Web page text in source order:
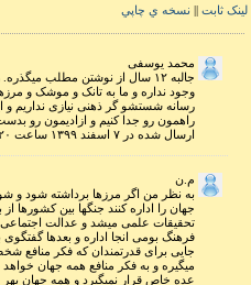
لينک ثابت نسخه ي چاپي
محمد یوسفی
جالبه ۱۲ سال از نوشتن مطلب
وجود نداره و ما به تانک و موشک و
رسانه شستشو گر ذهنی نیازی نداریم و
راهمون رو جدا کنیم و ازادیمون رو
ارسال شده در ۷ اسفند ۱۳۹۹ ساعت ۲۰ و ۵۷ دقیقه
م.ن
به نظر من اگر مرزها برداشته شود و
جهان را اداره کنند جنگها بین
تحقیقات علمی میشد و عدالت
فرهنگ بومی انجا اداره و بعدها
جایی برای قدرتمندان که فکر منافع
میگیره و به فکر منافع همه جهان
عده خاص قرار نمیگیرد و همه جهان بهر